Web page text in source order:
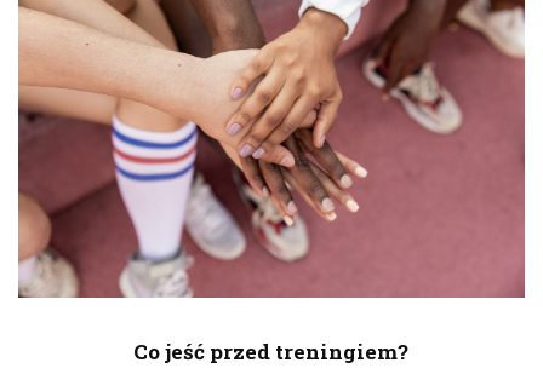
Co jeść przed treningiem?